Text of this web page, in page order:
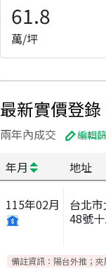
61.8
萬/坪
最新實價登錄
兩年內成交 編輯
年月 地址
115年02月
台北
48號
備註資訊： 陽台外推；夾